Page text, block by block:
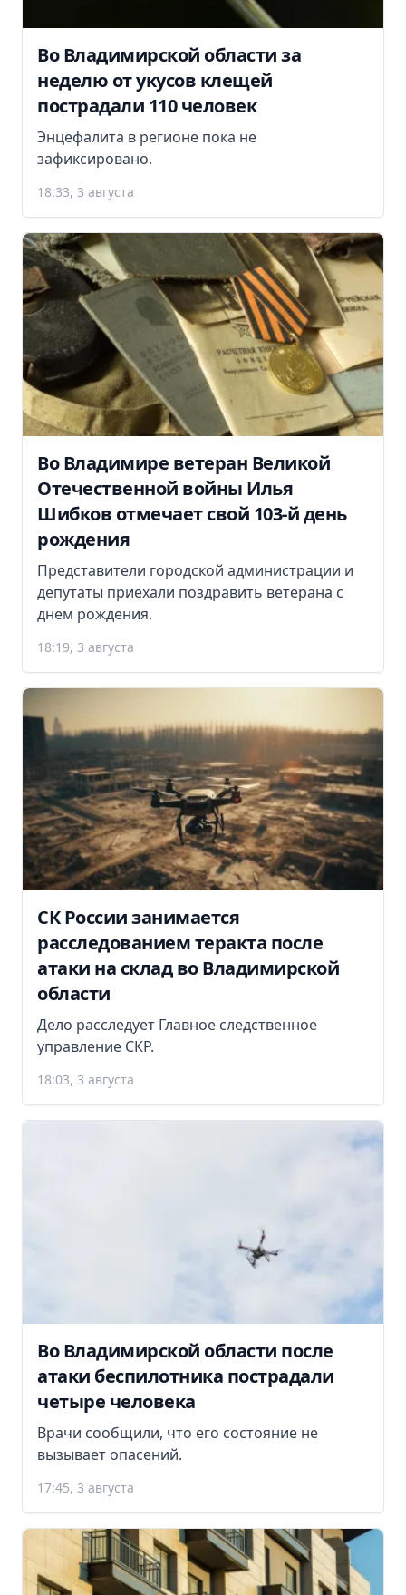
Во Владимирской области за
неделю от укусов клещей
пострадали 110 человек
Энцефалита в регионе пока не
зафиксировано.
18:33, 3 августа
Во Владимире ветеран Великой
Отечественной войны Илья
Шибков отмечает свой 103-й день
рождения
Представители городской администрации и
депутаты приехали поздравить ветерана с
днем рождения.
18:19, 3 августа
СК России занимается
расследованием теракта после
атаки на склад во Владимирской
области
Дело расследует Главное следственное
управление СКР.
18:03, 3 августа
Во Владимирской области после
атаки беспилотника пострадали
четыре человека
Врачи сообщили, что его состояние не
вызывает опасений.
17:45, 3 августа